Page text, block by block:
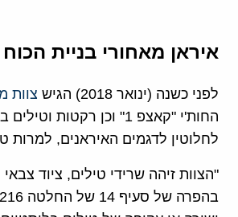
איראן מאחורי בניית
לפני כשנה (ינואר 2018) הגיש צוות
החות'י "קאצפ 1" וכן
לחלוטין לדגמים האיראנים, למרות
"הצוות זיהה שרידי טילים, ציוד